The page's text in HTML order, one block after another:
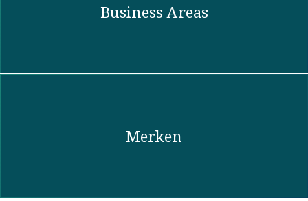
Business Areas
Merken